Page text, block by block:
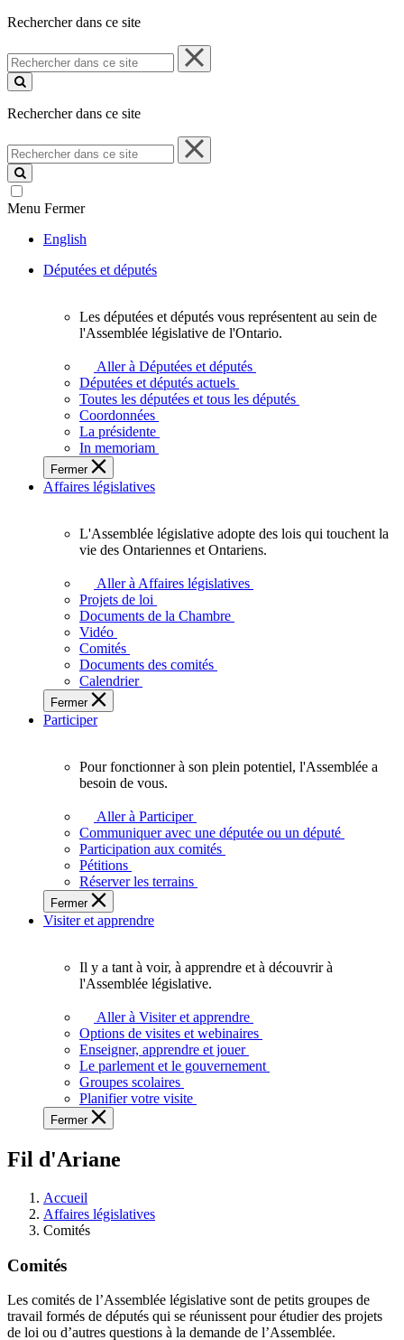
Rechercher dans ce site
Rechercher
dans
ce
Rechercher dans ce site
Rechercher
dans
ce
site
Menu Fermer
English
Députées et députés
députés
vous
représentent
sein
de
l'Assemblée
législative
l'Ontario.
Les députées et députés vous représentent au sein de
l'Assemblée législative de l'Ontario.
Aller à Députées et députés
Députées et députés actuels
Toutes les députées et tous les députés
Coordonnées
La présidente
In memoriam
Fermer
Affaires législatives
L'Assemblée
adopte
touchent
des
Ontariennes
et
L'Assemblée législative adopte des lois qui touchent la
vie des Ontariennes et Ontariens.
Aller à Affaires législatives
Projets de loi
Documents de la Chambre
Vidéo
Comités
Documents des comités
Calendrier
Fermer
Participer
plein
potentiel,
l'Assemblée
a
besoin
de
Pour fonctionner à son plein potentiel, l'Assemblée a
besoin de vous.
Aller à Participer
Communiquer avec une députée ou un député
Participation aux comités
Pétitions
Réserver les terrains
Fermer
Visiter et apprendre
voir,
apprendre
et
à
à
législative.
Il y a tant à voir, à apprendre et à découvrir à
l'Assemblée législative.
Aller à Visiter et apprendre
Options de visites et webinaires
Enseigner, apprendre et jouer
Le parlement et le gouvernement
Groupes scolaires
Planifier votre visite
Fermer
Fil d'Ariane
Accueil
Affaires législatives
Comités
Comités
Les comités de l’Assemblée législative sont de petits groupes de
travail formés de députés qui se réunissent pour étudier des projets
de loi ou d’autres questions à la demande de l’Assemblée.